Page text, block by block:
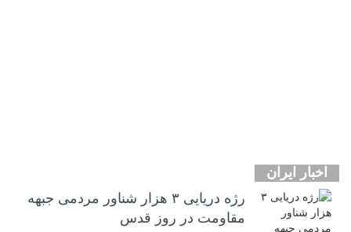
اخبار ایران
رژه دریایی ۳ هزار شناور مردمی جبهه
مقاومت در روز قدس